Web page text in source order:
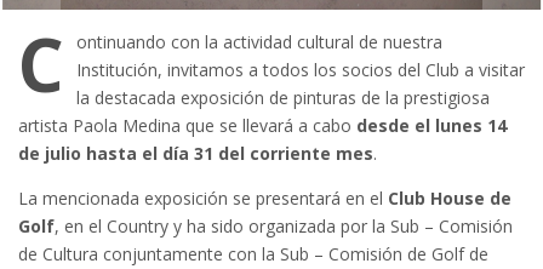
C
ontinuando con la actividad cultural de nuestra
Institución, invitamos a todos los socios del Club a visitar
la destacada exposición de pinturas de la prestigiosa
artista Paola Medina que se llevará a cabo desde el lunes 14
de julio hasta el día 31 del corriente mes.
La mencionada exposición se presentará en el Club House de
Golf, en el Country y ha sido organizada por la Sub – Comisión
de Cultura conjuntamente con la Sub – Comisión de Golf de